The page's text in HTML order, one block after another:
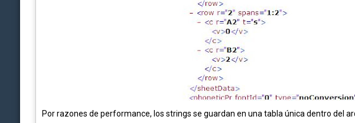
Por razones de performance, los strings se guardan en una tabla única dentro del